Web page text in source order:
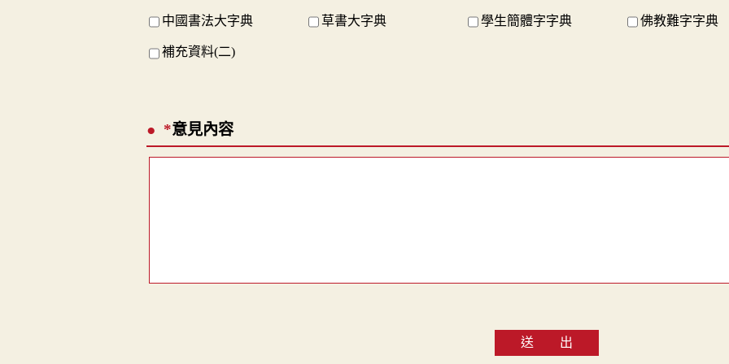
中國書法大字典 草書大字典 學生簡體字字典 佛教難字字典
補充資料(二)
*意見內容
送 出